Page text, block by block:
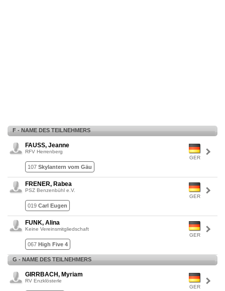
F - NAME DES TEILNEHMERS
GER
FAUSS, Jeanne
RFV Herrenberg
107 Skylantern vom Gäu
GER
FRENER, Rabea
PSZ Benzenbühl e.V.
019 Carl Eugen
GER
FUNK, Alina
Keine Vereinsmitgliedschaft
067 High Five 4
G - NAME DES TEILNEHMERS
GER
GIRRBACH, Myriam
RV Enzklösterle